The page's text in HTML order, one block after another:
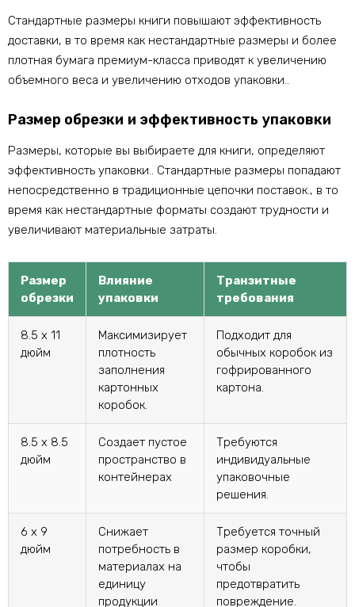
Стандартные размеры книги повышают эффективность
доставки, в то время как нестандартные размеры и более
плотная бумага премиум-класса приводят к увеличению
объемного веса и увеличению отходов упаковки..
Размер обрезки и эффективность упаковки
Размеры, которые вы выбираете для книги, определяют
эффективность упаковки.. Стандартные размеры попадают
непосредственно в традиционные цепочки поставок., в то
время как нестандартные форматы создают трудности и
увеличивают материальные затраты.
Размер
обрезки
Влияние
упаковки
Транзитные
требования
8.5 х 11
дюйм
Максимизирует
плотность
заполнения
картонных
коробок.
Подходит для
обычных коробок из
гофрированного
картона.
8.5 х 8.5
дюйм
Создает пустое
пространство в
контейнерах
Требуются
индивидуальные
упаковочные
решения.
6 х 9
дюйм
Снижает
потребность в
материалах на
единицу
продукции
Требуется точный
размер коробки,
чтобы
предотвратить
повреждение.